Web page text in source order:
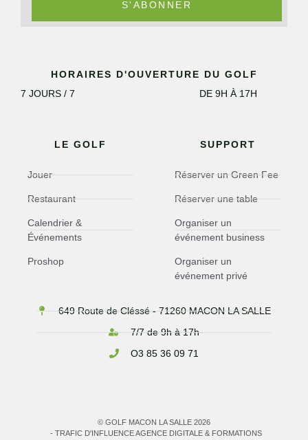
LE GOLF
Jouer
Restaurant
Calendrier &
Événements
Proshop
SUPPORT
Réserver un Green Fee
Réserver une table
Organiser un
événement business
Organiser un
événement privé
649 Route de Cléssé - 71260 MACON LA SALLE
7/7 de 9h à 17h
O3 85 36 09 71
© GOLF MACON LA SALLE 2026
- TRAFIC D'INFLUENCE AGENCE DIGITALE & FORMATIONS
S'ABONNER
HORAIRES D'OUVERTURE DU GOLF
7 JOURS / 7
DE 9H À 17H